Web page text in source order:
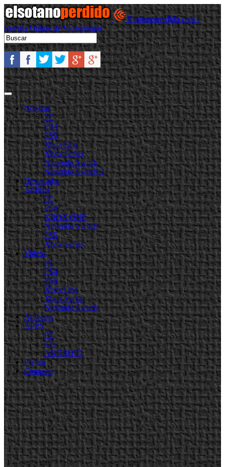
Elsotanoperdido.com -
Revista Online de Videojuegos
Noticias
PC
PS4
PS5
Xbox One
Xbox Series
Nintendo Switch
Nintendo Switch 2
Destacadas
Análisis
PC
PS4
XBOX ONE
Nintendo Switch
PS5
Xbox Series
Videos
PC
PS4
PS5
Xbox One
Xbox Series
Nintendo Switch
Artículos
APPS
PC
iOS
ANDROID
Prensa
Contacto